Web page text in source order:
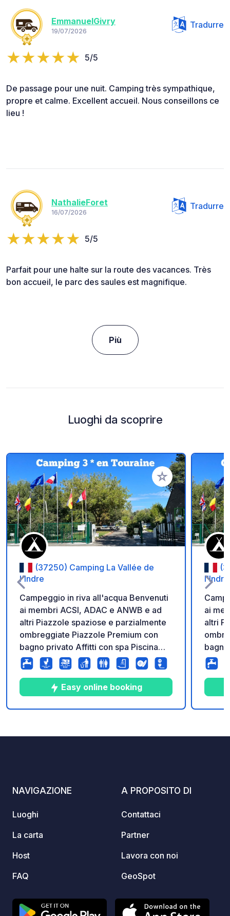
EmmanuelGivry
19/07/2026
Tradurre
5/5
De passage pour une nuit. Camping très sympathique,
propre et calme. Excellent accueil. Nous conseillons ce
lieu !
NathalieForet
16/07/2026
Tradurre
5/5
Parfait pour une halte sur la route des vacances. Très
bon accueil, le parc des saules est magnifique.
Più
Luoghi da scoprire
Aggiungi ai tuoi
(37250) Camping La Vallée de
l'Indre
Campeggio in riva all'acqua Benvenuti
ai membri ACSI, ADAC e ANWB e ad
altri Piazzole spaziose e parzialmente
ombreggiate Piazzole Premium con
bagno privato Affitti con spa Piscina
riscaldata e piscina per bambini dal
01/05 al 14/09 Animali ammessi
Campo da bocce, mini fattoria, giochi
gonfiabili... Parcheggio riservato ai
clienti del campeggio
Easy online booking
l'Indre
ai
altri
01/05
clienti
NAVIGAZIONE
Luoghi
La carta
Host
FAQ
A PROPOSITO DI
Contattaci
Partner
Lavora con noi
GeoSpot